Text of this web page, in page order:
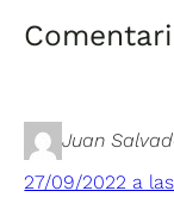
Juan
27/09/2022 a las